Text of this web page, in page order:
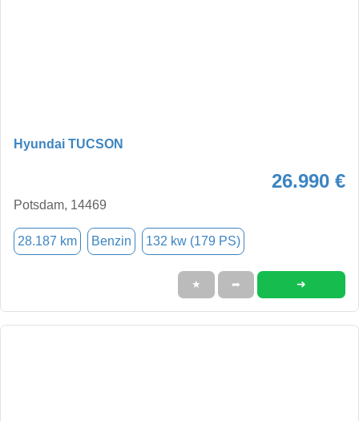
Hyundai TUCSON
26.990 €
Potsdam, 14469
28.187 km Benzin 132 kw (179 PS)
★ ➦ ➜